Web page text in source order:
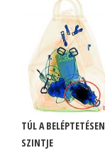
TÚL A
SZINTJE